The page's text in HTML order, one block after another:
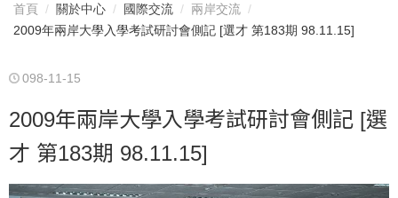
首頁 關於中心 國際交流
兩岸交流
2009年兩岸大學入學考試研討會側記 [選才 第183期 98.11.15]
098-11-15
2009年兩岸大學入學考試研討會側記 [選
才 第183期 98.11.15]